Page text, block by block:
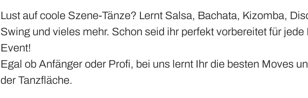
Lust auf coole Szene-Tänze? Lernt Salsa, Bachata, Kizomba,
Swing und vieles mehr. Schon seid ihr perfekt vorbereitet für jede
Event!
Egal ob Anfänger oder Profi, bei uns lernt Ihr die besten Moves
der Tanzfläche.